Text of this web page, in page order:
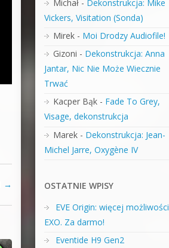
→
Michał- Dekonstrukcja: Mike
Vickers, Visitation (Sonda)
Mirek- Moi Drodzy Audiofile!
Gizoni - Dekonstrukcja: Anna
Jantar, Nic Nie Może Wiecznie
Trwać
Kacper Bąk- Fade To Grey,
Visage, dekonstrukcja
Marek- Dekonstrukcja: Jean-
Michel Jarre, Oxygène IV
OSTATNIE WPISY
EVE Origin: więcej możliwości
EXO. Za darmo!
Eventide H9 Gen2